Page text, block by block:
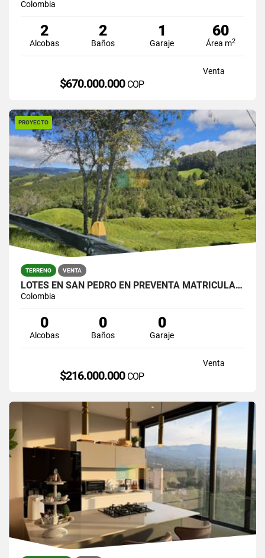
Colombia
2
Alcobas
2
Baños
1
Garaje
60
Área m2
Venta
$670.000.000 COP
PROYECTO
TERRENO VENTA
LOTES EN SAN PEDRO EN PREVENTA MATRICULA AL 100%
Colombia
0
Alcobas
0
Baños
0
Garaje
Venta
$216.000.000 COP